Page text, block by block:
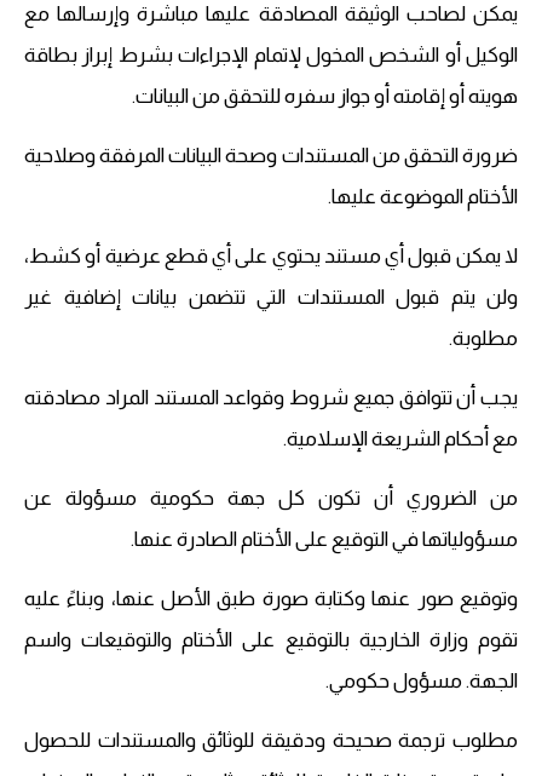
يمكن لصاحب الوثيقة المصادقة عليها مباشرة وإرسالها مع
الوكيل أو الشخص المخول لإتمام الإجراءات بشرط إبراز بطاقة
هويته أو إقامته أو جواز سفره للتحقق من البيانات.
ضرورة التحقق من المستندات وصحة البيانات المرفقة وصلاحية
الأختام الموضوعة عليها.
لا يمكن قبول أي مستند يحتوي على أي قطع عرضية أو كشط،
ولن يتم قبول المستندات التي تتضمن بيانات إضافية غير
مطلوبة.
يجب أن تتوافق جميع شروط وقواعد المستند المراد مصادقته
مع أحكام الشريعة الإسلامية.
من الضروري أن تكون كل جهة حكومية مسؤولة عن
مسؤولياتها في التوقيع على الأختام الصادرة عنها.
وتوقيع صور عنها وكتابة صورة طبق الأصل عنها، وبناءً عليه
تقوم وزارة الخارجية بالتوقيع على الأختام والتوقيعات واسم
الجهة. مسؤول حكومي.
مطلوب ترجمة صحيحة ودقيقة للوثائق والمستندات للحصول